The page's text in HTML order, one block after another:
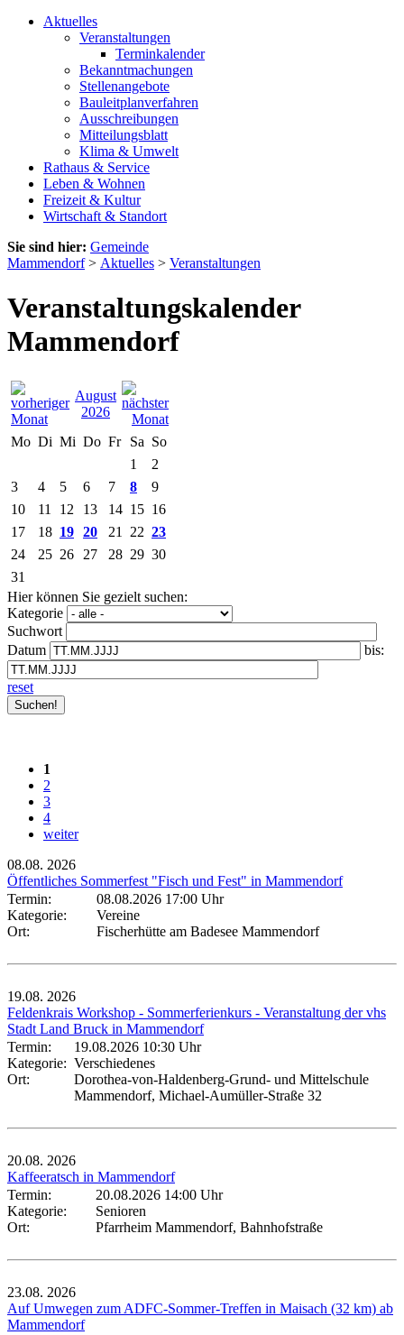
Aktuelles
Veranstaltungen
Terminkalender
Bekanntmachungen
Stellenangebote
Bauleitplanverfahren
Ausschreibungen
Mitteilungsblatt
Klima & Umwelt
Rathaus & Service
Leben & Wohnen
Freizeit & Kultur
Wirtschaft & Standort
Sie sind hier: Gemeinde
Mammendorf> Aktuelles > Veranstaltungen
Veranstaltungskalender
Mammendorf
August
2026
Mo Di Mi Do Fr Sa So
1
2
3
4 5 6 7 8
9
10
11 12 13 14 15 16
17
18 19 20 21 22 23
24
25 26 27 28 29 30
31
Hier können Sie gezielt suchen:
Kategorie
Suchwort
Datum
bis:
reset
1
2
3
4
weiter
08.08. 2026
Öffentliches Sommerfest "Fisch und Fest" in Mammendorf
Termin:
08.08.2026 17:00 Uhr
Kategorie:
Vereine
Ort:
Fischerhütte am Badesee Mammendorf
19.08. 2026
Feldenkrais Workshop - Sommerferienkurs - Veranstaltung der vhs
Stadt Land Bruck in Mammendorf
Termin:
19.08.2026 10:30 Uhr
Kategorie: Verschiedenes
Ort:
Dorothea-von-Haldenberg-Grund- und Mittelschule
Mammendorf, Michael-Aumüller-Straße 32
20.08. 2026
Kaffeeratsch in Mammendorf
Termin:
20.08.2026 14:00 Uhr
Kategorie:
Senioren
Ort:
Pfarrheim Mammendorf, Bahnhofstraße
23.08. 2026
Auf Umwegen zum ADFC-Sommer-Treffen in Maisach (32 km) ab
Mammendorf